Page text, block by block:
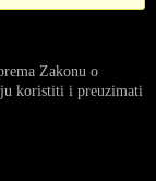
Zakonu o
koristiti i preuzimati